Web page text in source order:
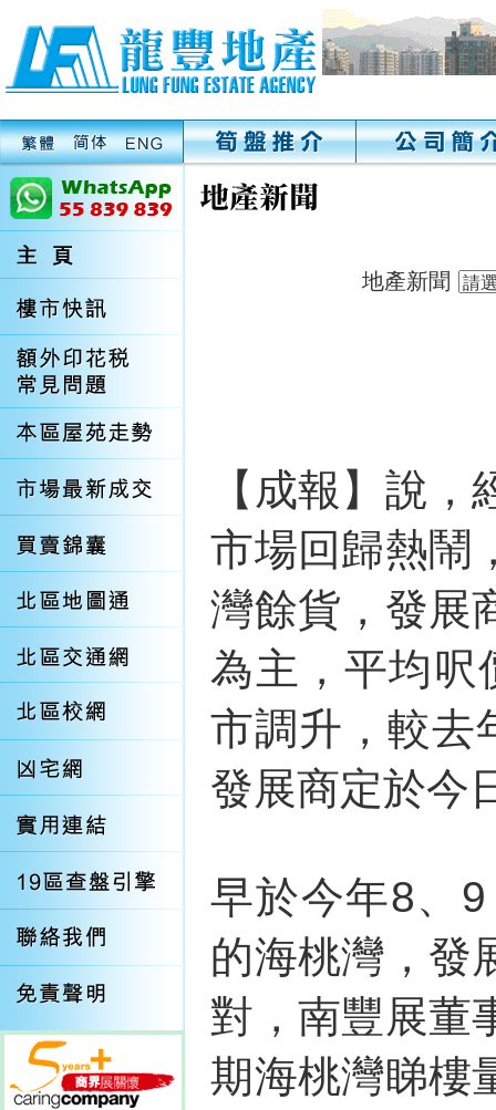
地產新聞
【成報】說
市場回歸熱鬧
灣餘貨，發展
為主，平均呎
市調升，較去
發展商定於今
早於今年8、
的海桃灣，發
對，南豐展董
期海桃灣睇樓